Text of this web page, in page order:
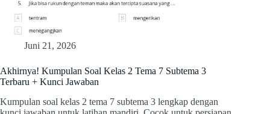
Juni 21, 2026
Akhirnya! Kumpulan Soal Kelas 2 Tema 7 Subtema 3
Terbaru + Kunci Jawaban
Kumpulan soal kelas 2 tema 7 subtema 3 lengkap dengan